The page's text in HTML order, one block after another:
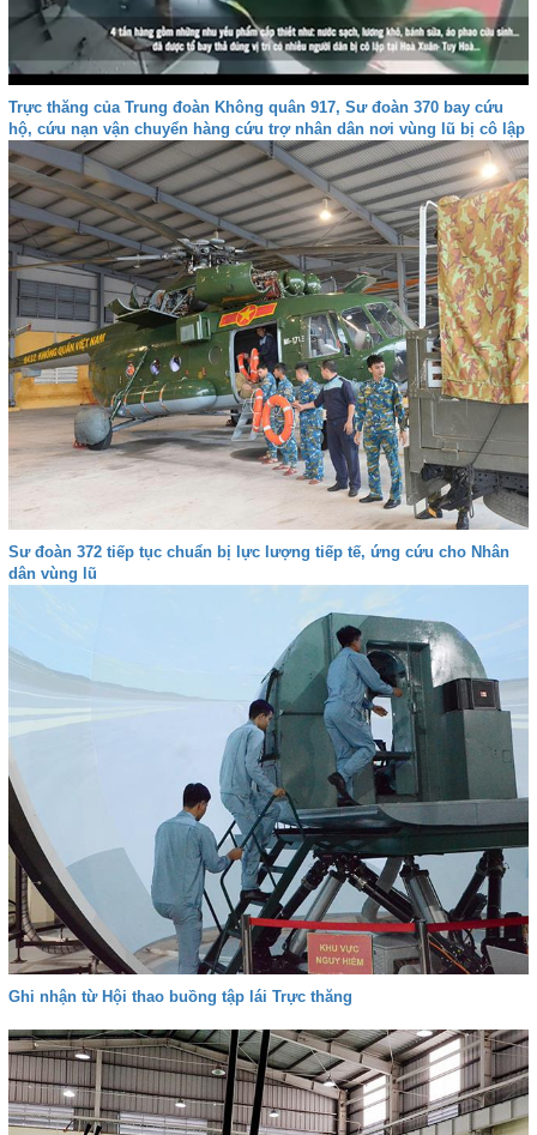
Trực thăng của Trung đoàn Không quân 917, S­ư đoàn 370 bay cứu
hộ, cứu nạn vận chuyển hàng cứu trợ nhân dân nơi vùng lũ bị cô lập
Sư đoàn 372 tiếp tục chuẩn bị lực lượng tiếp tế, ứng cứu cho Nhân
dân vùng lũ
Ghi nhận từ Hội thao buồng tập lái Trực thăng